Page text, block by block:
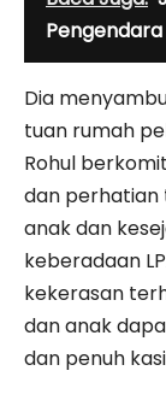
Dia
tuan rumah
Rohul
dan
anak dan
keberadaan
kekerasan
dan anak
dan penuh